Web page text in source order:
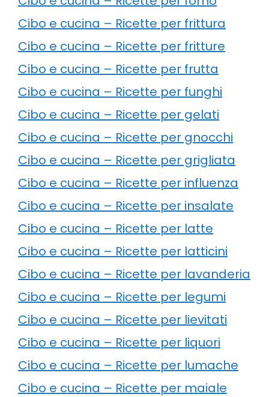
Cibo e cucina – Ricette per frittura
Cibo e cucina – Ricette per fritture
Cibo e cucina – Ricette per frutta
Cibo e cucina – Ricette per funghi
Cibo e cucina – Ricette per gelati
Cibo e cucina – Ricette per gnocchi
Cibo e cucina – Ricette per grigliata
Cibo e cucina – Ricette per influenza
Cibo e cucina – Ricette per insalate
Cibo e cucina – Ricette per latte
Cibo e cucina – Ricette per latticini
Cibo e cucina – Ricette per lavanderia
Cibo e cucina – Ricette per legumi
Cibo e cucina – Ricette per lievitati
Cibo e cucina – Ricette per liquori
Cibo e cucina – Ricette per lumache
Cibo e cucina – Ricette per maiale